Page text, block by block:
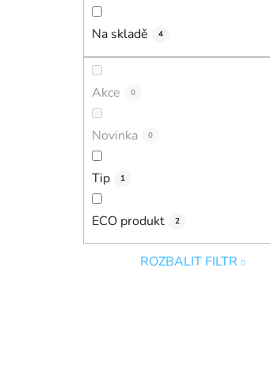
Na skladě 4
Akce 0
Novinka 0
Tip 1
ECO produkt 2
ROZBALIT FILTR